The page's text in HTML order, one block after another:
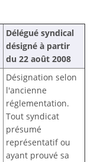
Délégué syndical
désigné à partir
du 22 août 2008
Désignation selon
l'ancienne
réglementation.
Tout syndicat
présumé
représentatif ou
ayant prouvé sa